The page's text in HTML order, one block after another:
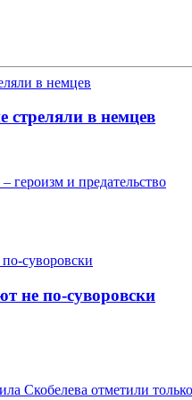
стреляли в немцев
героизм и предательство
не по-суворовски
Скобелева отметили